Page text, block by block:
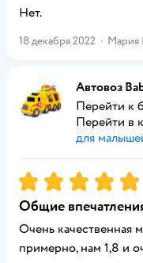
Нет.
18 декабря 2022 · Мария
Автовоз
Перейти к
Перейти в
для
Рейтинг:5
Общие
Очень качественная
примерно, нам 1,8 и